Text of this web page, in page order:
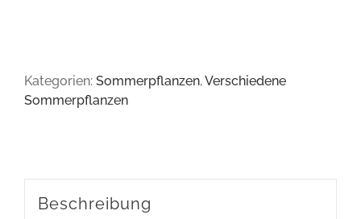
Kategorien: Sommerpflanzen,Verschiedene
Sommerpflanzen
Beschreibung